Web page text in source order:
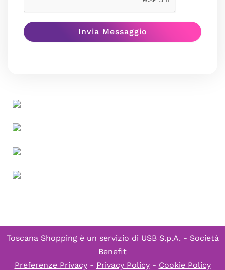
Toscana Shopping è un servizio di USB S.p.A. - Società
Benefit
Preferenze Privacy- Privacy Policy- Cookie Policy